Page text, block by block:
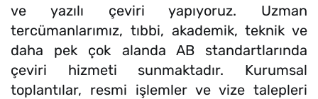
ve yazılı çeviri yapıyoruz. Uzman
tercümanlarımız, tıbbi, akademik, teknik ve
daha pek çok alanda AB standartlarında
çeviri hizmeti sunmaktadır. Kurumsal
toplantılar, resmi işlemler ve vize talepleri